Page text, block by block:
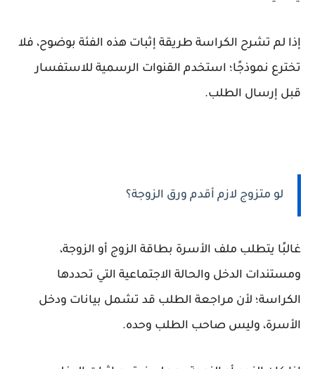
إذا لم تشرح الكراسة طريقة إثبات هذه الفئة بوضوح، فلا
تخترع نموذجًا؛ استخدم القنوات الرسمية للاستفسار
قبل إرسال الطلب.
لو متزوج لازم أقدم ورق الزوجة؟
غالبًا يتطلب ملف الأسرة بطاقة الزوج أو الزوجة،
ومستندات الدخل والحالة الاجتماعية التي تحددها
الكراسة؛ لأن مراجعة الطلب قد تشمل بيانات ودخل
الأسرة، وليس صاحب الطلب وحده.